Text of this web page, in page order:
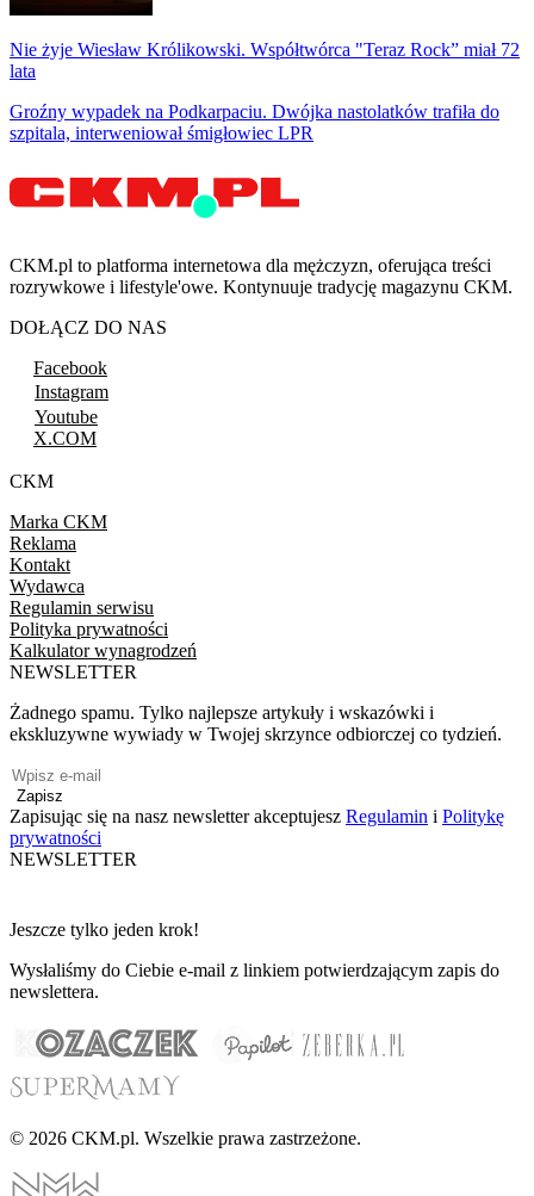
Nie żyje Wiesław Królikowski. Współtwórca "Teraz Rock” miał 72
lata
Groźny wypadek na Podkarpaciu. Dwójka nastolatków trafiła do
szpitala, interweniował śmigłowiec LPR
CKM.pl to platforma internetowa dla mężczyzn, oferująca treści
rozrywkowe i lifestyle'owe. Kontynuuje tradycję magazynu CKM.
DOŁĄCZ DO NAS
Facebook
Instagram
Youtube
X.COM
CKM
Marka CKM
Reklama
Kontakt
Wydawca
Regulamin serwisu
Polityka prywatności
Kalkulator wynagrodzeń
NEWSLETTER
Żadnego spamu. Tylko najlepsze artykuły i wskazówki i
ekskluzywne wywiady w Twojej skrzynce odbiorczej co tydzień.
Zapisz
Zapisując się na nasz newsletter akceptujesz Regulamin i Politykę
prywatności
NEWSLETTER
Jeszcze tylko jeden krok!
Wysłaliśmy do Ciebie e-mail z linkiem potwierdzającym zapis do
newslettera.
© 2026 CKM.pl. Wszelkie prawa zastrzeżone.